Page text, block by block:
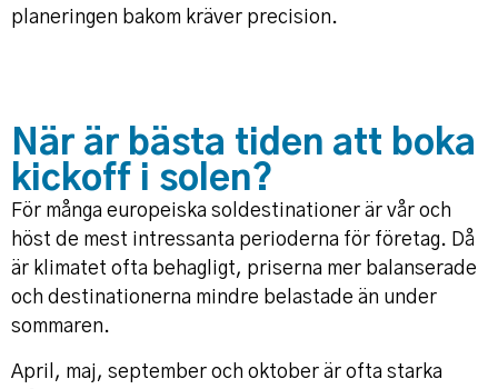
planeringen bakom kräver precision.
När är bästa tiden att boka
kickoff i solen?
För många europeiska soldestinationer är vår och
höst de mest intressanta perioderna för företag. Då
är klimatet ofta behagligt, priserna mer balanserade
och destinationerna mindre belastade än under
sommaren.
April, maj, september och oktober är ofta starka